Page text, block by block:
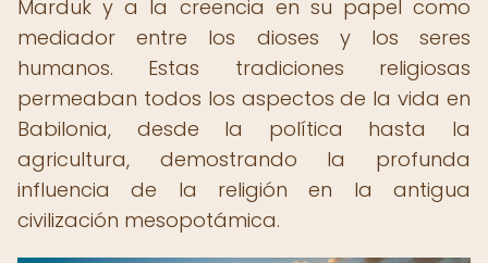
Marduk y a la creencia en su papel como
mediador entre los dioses y los seres
humanos. Estas tradiciones religiosas
permeaban todos los aspectos de la vida en
Babilonia, desde la política hasta la
agricultura, demostrando la profunda
influencia de la religión en la antigua
civilización mesopotámica.